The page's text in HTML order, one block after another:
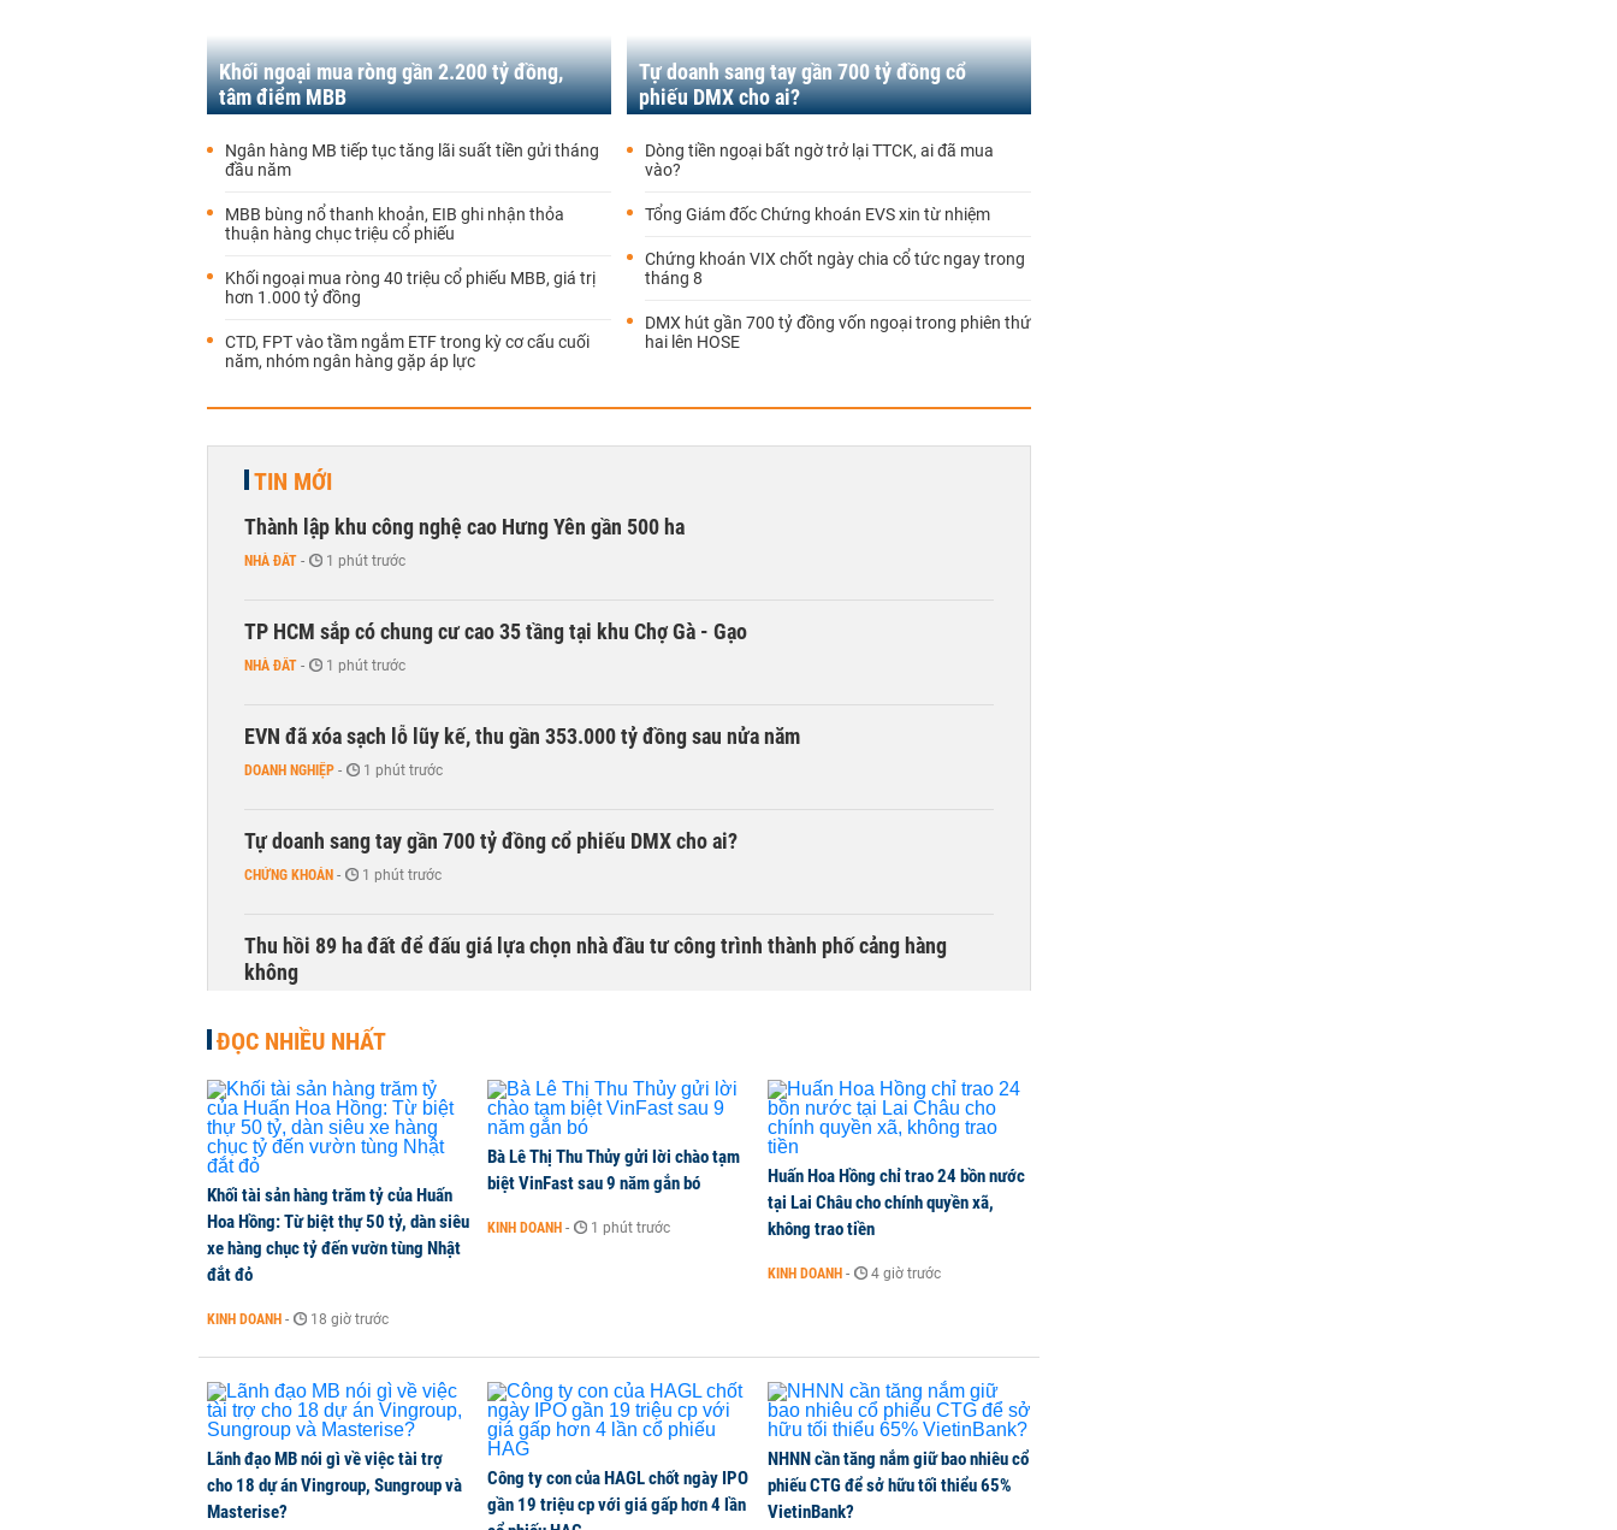
Khối ngoại mua ròng gần 2.200 tỷ đồng,
tâm điểm MBB
Ngân hàng MB tiếp tục tăng lãi suất tiền gửi tháng
đầu năm
MBB bùng nổ thanh khoản, EIB ghi nhận thỏa
thuận hàng chục triệu cổ phiếu
Khối ngoại mua ròng 40 triệu cổ phiếu MBB, giá trị
hơn 1.000 tỷ đồng
CTD, FPT vào tầm ngắm ETF trong kỳ cơ cấu cuối
năm, nhóm ngân hàng gặp áp lực
Tự doanh sang tay gần 700 tỷ đồng cổ
phiếu DMX cho ai?
Dòng tiền ngoại bất ngờ trở lại TTCK, ai đã mua
vào?
Tổng Giám đốc Chứng khoán EVS xin từ nhiệm
Chứng khoán VIX chốt ngày chia cổ tức ngay trong
tháng 8
DMX hút gần 700 tỷ đồng vốn ngoại trong phiên thứ
hai lên HOSE
TIN MỚI
Thành lập khu công nghệ cao Hưng Yên gần 500 ha
NHÀ ĐẤT - 1 phút trước
TP HCM sắp có chung cư cao 35 tầng tại khu Chợ Gà - Gạo
NHÀ ĐẤT - 1 phút trước
EVN đã xóa sạch lỗ lũy kế, thu gần 353.000 tỷ đồng sau nửa năm
DOANH NGHIỆP - 1 phút trước
Tự doanh sang tay gần 700 tỷ đồng cổ phiếu DMX cho ai?
CHỨNG KHOÁN - 1 phút trước
Thu hồi 89 ha đất để đấu giá lựa chọn nhà đầu tư công trình thành phố cảng hàng
không
Dòng tiền ngoại bất ngờ trở lại TTCK, ai đã mua vào?
CHỨNG KHOÁN - 1 phút trước
Kiến nghị đưa người bán hàng online, lao động công trình đóng BHXH bắt buộc
THỜI SỰ - 1 phút trước
TikToker Khánh Sky, Vua Quạt, Hồ Văn Khoa bị khởi tố
KINH DOANH - 1 phút trước
ĐỌC NHIỀU NHẤT
Khối tài sản hàng trăm tỷ của Huấn
Hoa Hồng: Từ biệt thự 50 tỷ, dàn siêu
xe hàng chục tỷ đến vườn tùng Nhật
đắt đỏ
KINH DOANH - 18 giờ trước
Bà Lê Thị Thu Thủy gửi lời chào tạm
biệt VinFast sau 9 năm gắn bó
KINH DOANH - 1 phút trước
Huấn Hoa Hồng chỉ trao 24 bồn nước
tại Lai Châu cho chính quyền xã,
không trao tiền
KINH DOANH - 4 giờ trước
Lãnh đạo MB nói gì về việc tài trợ
cho 18 dự án Vingroup, Sungroup và
Masterise?
Công ty con của HAGL chốt ngày IPO
gần 19 triệu cp với giá gấp hơn 4 lần
NHNN cần tăng nắm giữ bao nhiêu cổ
phiếu CTG để sở hữu tối thiểu 65%
VietinBank?